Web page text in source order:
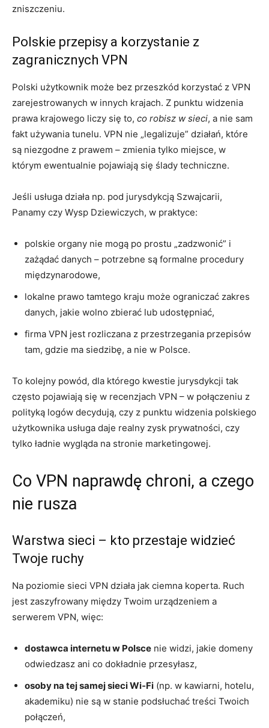
zniszczeniu.
Polskie przepisy a korzystanie z
zagranicznych VPN
Polski użytkownik może bez przeszkód korzystać z VPN
zarejestrowanych w innych krajach. Z punktu widzenia
prawa krajowego liczy się to, co robisz w sieci, a nie sam
fakt używania tunelu. VPN nie „legalizuje” działań, które
są niezgodne z prawem – zmienia tylko miejsce, w
którym ewentualnie pojawiają się ślady techniczne.
Jeśli usługa działa np. pod jurysdykcją Szwajcarii,
Panamy czy Wysp Dziewiczych, w praktyce:
polskie organy nie mogą po prostu „zadzwonić” i
zażądać danych – potrzebne są formalne procedury
międzynarodowe,
lokalne prawo tamtego kraju może ograniczać zakres
danych, jakie wolno zbierać lub udostępniać,
firma VPN jest rozliczana z przestrzegania przepisów
tam, gdzie ma siedzibę, a nie w Polsce.
To kolejny powód, dla którego kwestie jurysdykcji tak
często pojawiają się w recenzjach VPN – w połączeniu z
polityką logów decydują, czy z punktu widzenia polskiego
użytkownika usługa daje realny zysk prywatności, czy
tylko ładnie wygląda na stronie marketingowej.
Co VPN naprawdę chroni, a czego
nie rusza
Warstwa sieci – kto przestaje widzieć
Twoje ruchy
Na poziomie sieci VPN działa jak ciemna koperta. Ruch
jest zaszyfrowany między Twoim urządzeniem a
serwerem VPN, więc:
dostawca internetu w Polsce nie widzi, jakie domeny
odwiedzasz ani co dokładnie przesyłasz,
osoby na tej samej sieci Wi‑Fi (np. w kawiarni, hotelu,
akademiku) nie są w stanie podsłuchać treści Twoich
połączeń,